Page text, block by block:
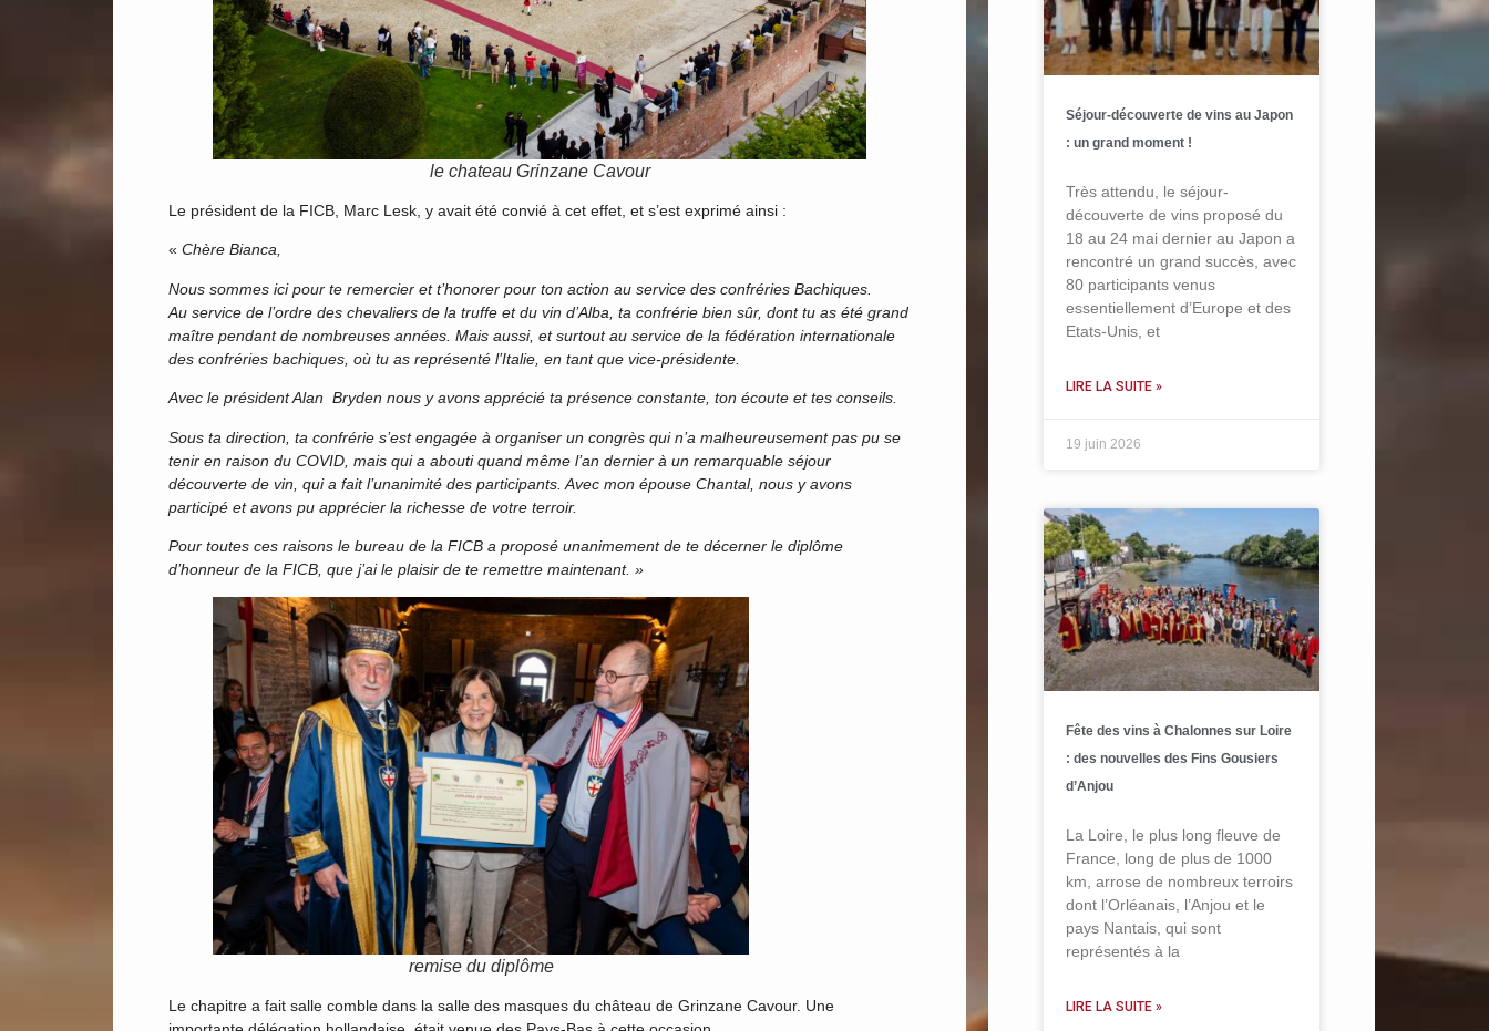
le chateau Grinzane Cavour
Le président de la FICB, Marc Lesk, y avait été convié à cet effet, et s’est exprimé ainsi :
« Chère Bianca,
Nous sommes ici pour te remercier et t’honorer pour ton action au service des confréries Bachiques.
Au service de l’ordre des chevaliers de la truffe et du vin d’Alba, ta confrérie bien sûr, dont tu as été grand
maître pendant de nombreuses années. Mais aussi, et surtout au service de la fédération internationale
des confréries bachiques, où tu as représenté l’Italie, en tant que vice-présidente.
Avec le président Alan Bryden nous y avons apprécié ta présence constante, ton écoute et tes conseils.
Sous ta direction, ta confrérie s’est engagée à organiser un congrès qui n’a malheureusement pas pu se
tenir en raison du COVID, mais qui a abouti quand même l’an dernier à un remarquable séjour
découverte de vin, qui a fait l’unanimité des participants. Avec mon épouse Chantal, nous y avons
participé et avons pu apprécier la richesse de votre terroir.
Pour toutes ces raisons le bureau de la FICB a proposé unanimement de te décerner le diplôme
d’honneur de la FICB, que j’ai le plaisir de te remettre maintenant. »
remise du diplôme
Le chapitre a fait salle comble dans la salle des masques du château de Grinzane Cavour. Une
Séjour-découverte de vins au Japon
: un grand moment !
Très attendu, le séjour-
découverte de vins proposé du
18 au 24 mai dernier au Japon a
rencontré un grand succès, avec
80 participants venus
essentiellement d’Europe et des
Etats-Unis, et
LIRE LA SUITE »
19 juin 2026
Fête des vins à Chalonnes sur Loire
: des nouvelles des Fins Gousiers
d’Anjou
La Loire, le plus long fleuve de
France, long de plus de 1000
km, arrose de nombreux terroirs
dont l’Orléanais, l’Anjou et le
pays Nantais, qui sont
représentés à la
LIRE LA SUITE »